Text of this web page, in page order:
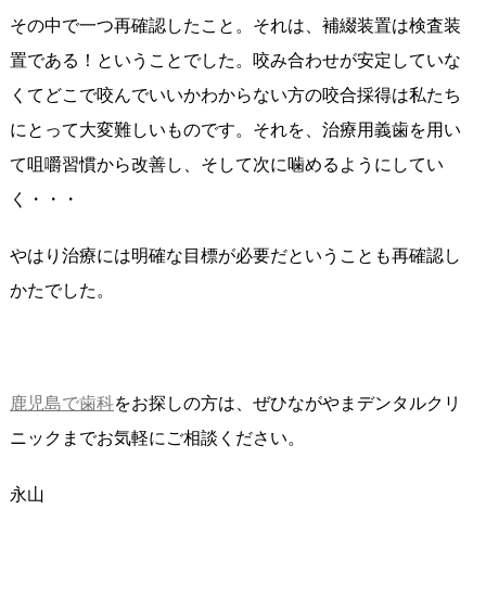
その中で一つ再確認したこと。それは、補綴装置は検査装
置である！ということでした。咬み合わせが安定していな
くてどこで咬んでいいかわからない方の咬合採得は私たち
にとって大変難しいものです。それを、治療用義歯を用い
て咀嚼習慣から改善し、そして次に噛めるようにしてい
く・・・
やはり治療には明確な目標が必要だということも再確認し
かたでした。
鹿児島で歯科をお探しの方は、ぜひながやまデンタルクリ
ニックまでお気軽にご相談ください。
永山